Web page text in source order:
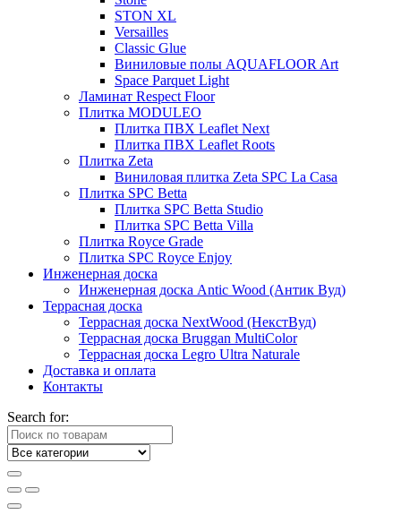
STON XL
Versailles
Classic Glue
Виниловые полы AQUAFLOOR Art
Space Parquet Light
Ламинат Respect Floor
Плитка MODULEO
Плитка ПВХ Leaflet Next
Плитка ПВХ Leaflet Roots
Плитка Zeta
Виниловая плитка Zeta SPC La Casa
Плитка SPC Betta
Плитка SPC Betta Studio
Плитка SPC Betta Villa
Плитка Royce Grade
Плитка SPC Royce Enjoy
Инженерная доска
Инженерная доска Antic Wood (Антик Вуд)
Террасная доска
Террасная доска NextWood (НекстВуд)
Террасная доска Bruggan MultiColor
Террасная доска Legro Ultra Naturale
Доставка и оплата
Контакты
Search for: